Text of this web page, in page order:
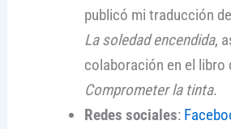
publicó mi traducción
La soledad encendida,
colaboración en el libro
Comprometer la tinta.
Redes sociales: